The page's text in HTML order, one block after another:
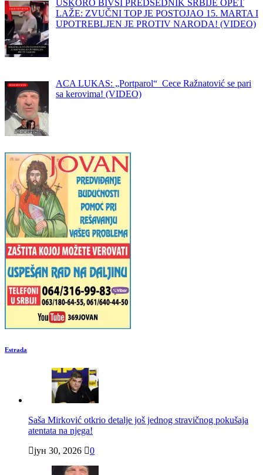
USKORO BIVŠI PREDSEDNIK SRBIJE OPET
LAŽE: ZVUČNI TOP JE POSTOJAO 15. MARTA I
UPOTREBLJEN JE PROTIV NARODA! (VIDEO)
ACA LUKAS: „Portparol“ Cece Ražnatović se pari
sa kerovima! (VIDEO)
Estrada
Saša Mirković otkrio detalje još jednog stravičnog pokušaja
atentata na njega!
јун 30, 2026
0